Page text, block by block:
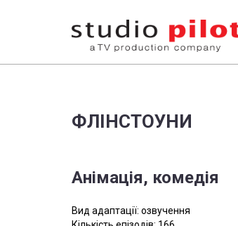
ФЛІНСТОУНИ
Анімація, комедія
Вид адаптації: озвучення